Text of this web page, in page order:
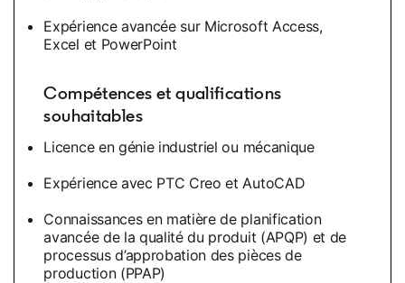
Expérience avancée sur Microsoft Access,
Excel et PowerPoint
Compétences et qualifications
souhaitables
Licence en génie industriel ou mécanique
Expérience avec PTC Creo et AutoCAD
Connaissances en matière de planification
avancée de la qualité du produit (APQP) et de
processus d’approbation des pièces de
production (PPAP)